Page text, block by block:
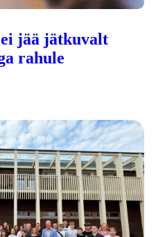
jää jätkuvalt
rahule